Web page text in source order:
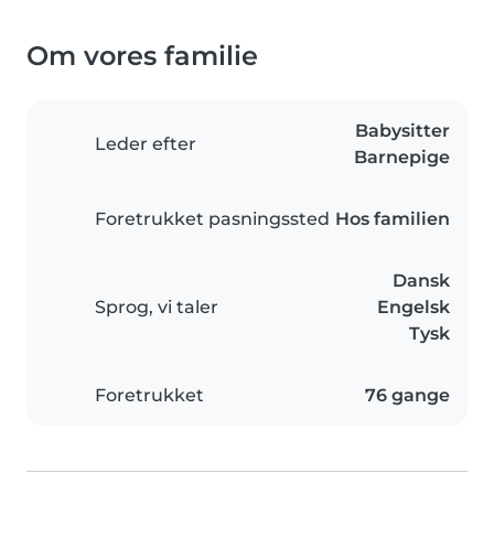
Om vores familie
Leder efter
Babysitter
Barnepige
Foretrukket pasningssted Hos familien
Sprog, vi taler
Dansk
Engelsk
Tysk
Foretrukket 76 gange